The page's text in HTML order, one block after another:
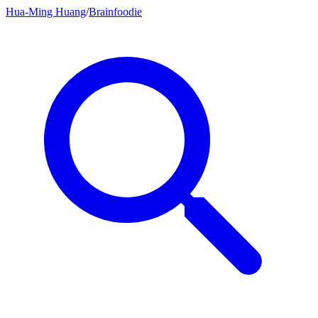
Hua-Ming Huang/Brainfoodie